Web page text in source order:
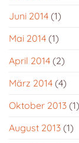
Juni 2014 (1)
Mai 2014 (1)
April 2014 (2)
März 2014 (4)
Oktober 2013 (1)
August 2013 (1)